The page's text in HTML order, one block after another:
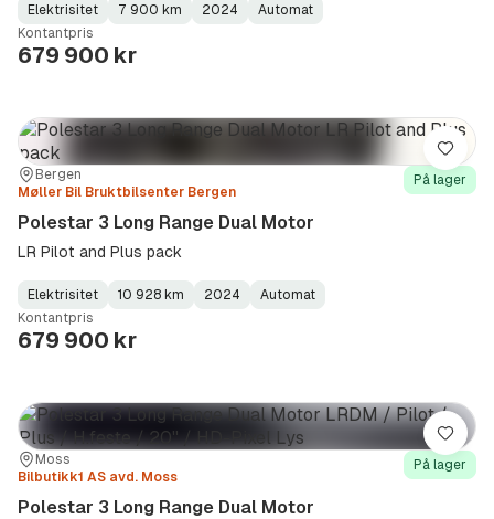
Fuel
Type:
Elektrisitet
Kilometerstand:
7 900 km
Model
Year:
2024
Gearbox
Type:
Automat
Kontantpris
679 900 kr
Sted:Bergen
Forhandler:
Møller Bil Bruktbilsenter Bergen
På lager
Polestar 3 Long Range Dual Motor
LR Pilot and Plus pack
Fuel
Type:
Elektrisitet
Kilometerstand:
10 928 km
Model
Year:
2024
Gearbox
Type:
Automat
Kontantpris
679 900 kr
Lagre
Sted:
Moss
Forhandler:
Bilbutikk1 AS avd. Moss
På lager
Polestar 3 Long Range Dual Motor
Lagre